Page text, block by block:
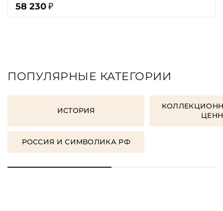
58 230 ₽
ПОПУЛЯРНЫЕ КАТЕГОРИИ
ИСТОРИЯ
РОССИЯ И СИМВОЛИКА РФ